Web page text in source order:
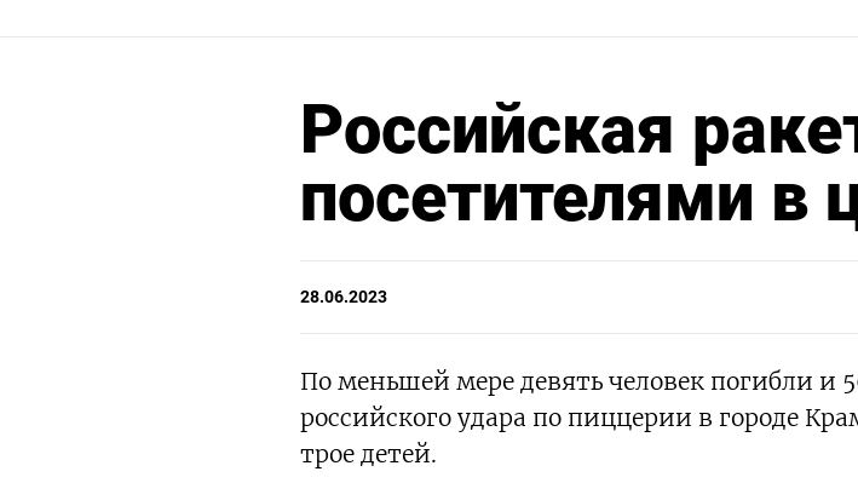
Российская
посетителями в
28.06.2023
По меньшей мере девять человек погибли и
российского удара по пиццерии в городе
трое детей.